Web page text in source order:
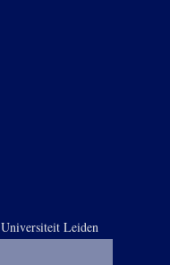
Universiteit Leiden